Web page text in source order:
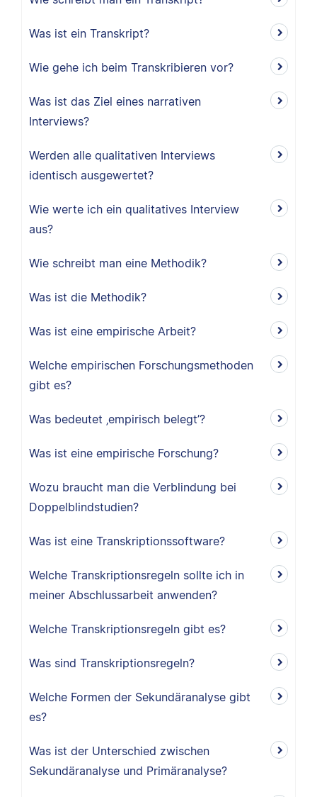
Was ist ein Transkript?
Wie gehe ich beim Transkribieren vor?
Was ist das Ziel eines narrativen
Interviews?
Werden alle qualitativen Interviews
identisch ausgewertet?
Wie werte ich ein qualitatives Interview
aus?
Wie schreibt man eine Methodik?
Was ist die Methodik?
Was ist eine empirische Arbeit?
Welche empirischen Forschungsmethoden
gibt es?
Was bedeutet ‚empirisch belegt’?
Was ist eine empirische Forschung?
Wozu braucht man die Verblindung bei
Doppelblindstudien?
Was ist eine Transkriptionssoftware?
Welche Transkriptionsregeln sollte ich in
meiner Abschlussarbeit anwenden?
Welche Transkriptionsregeln gibt es?
Was sind Transkriptionsregeln?
Welche Formen der Sekundäranalyse gibt
es?
Was ist der Unterschied zwischen
Sekundäranalyse und Primäranalyse?